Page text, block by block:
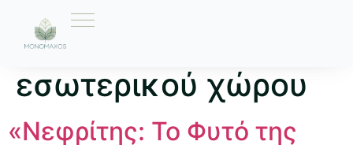
Ετικέτα:
εσωτερικού χώρου
«Νεφρίτης: Το Φυτό της